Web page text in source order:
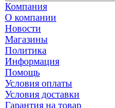
Компания
О компании
Новости
Магазины
Политика
Информация
Помощь
Условия оплаты
Условия доставки
Гарантия на товар